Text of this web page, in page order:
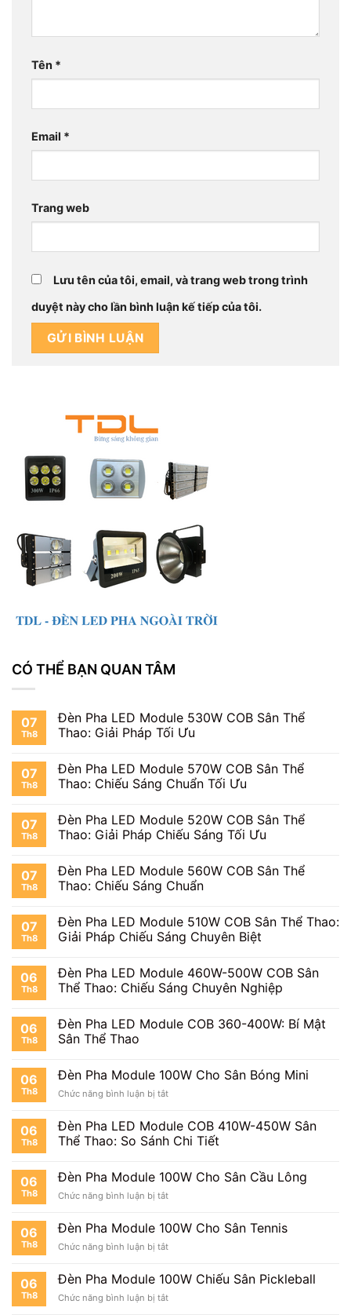
Tên *
Email *
Trang web
Lưu tên của tôi, email, và trang web trong trình
duyệt này cho lần bình luận kế tiếp của tôi.
CÓ THỂ BẠN QUAN TÂM
07
Th8
Đèn Pha LED Module 530W COB Sân Thể
Thao: Giải Pháp Tối Ưu
07
Th8
Đèn Pha LED Module 570W COB Sân Thể
Thao: Chiếu Sáng Chuẩn Tối Ưu
07
Th8
Đèn Pha LED Module 520W COB Sân Thể
Thao: Giải Pháp Chiếu Sáng Tối Ưu
07
Th8
Đèn Pha LED Module 560W COB Sân Thể
Thao: Chiếu Sáng Chuẩn
07
Th8
Đèn Pha LED Module 510W COB Sân Thể Thao:
Giải Pháp Chiếu Sáng Chuyên Biệt
06
Th8
Đèn Pha LED Module 460W-500W COB Sân
Thể Thao: Chiếu Sáng Chuyên Nghiệp
06
Th8
Đèn Pha LED Module COB 360-400W: Bí Mật
Sân Thể Thao
06
Th8
Đèn Pha Module 100W Cho Sân Bóng Mini
Chức năng bình luận bị tắtở
Pha
Module
100W
Sân
Mini
06
Th8
Đèn Pha LED Module COB 410W-450W Sân
Thể Thao: So Sánh Chi Tiết
06
Th8
Đèn Pha Module 100W Cho Sân Cầu Lông
Chức năng bình luận bị tắtở
Pha
Module
100W
Sân
Lông
06
Th8
Đèn Pha Module 100W Cho Sân Tennis
Chức năng bình luận bị tắtở
Pha
Module
100W
06
Th8
Đèn Pha Module 100W Chiếu Sân Pickleball
Chức năng bình luận bị tắtở